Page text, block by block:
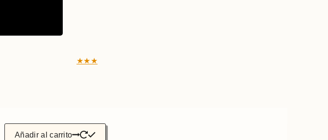
★★★
Añadir al carrito